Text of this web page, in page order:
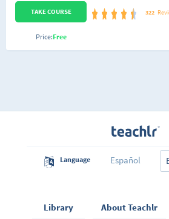
Bing y DuckDuckGo.
SEO, así como sus
web que desee alcanzar
322
TAKE COURSE
Price:Free
Language Español
Library About Teachlr